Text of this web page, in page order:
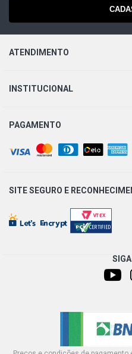
FUSION SEL SEDAN 2.5
2016)
2016)
RANGER XLT PICKUP 2.5
2016)
RANGER LIMITED PICKUP
RANGER XLS PICKUP 3.2
2016)
ATENDIMENTO
INSTITUCIONAL
PAGAMENTO
SITE SEGURO E